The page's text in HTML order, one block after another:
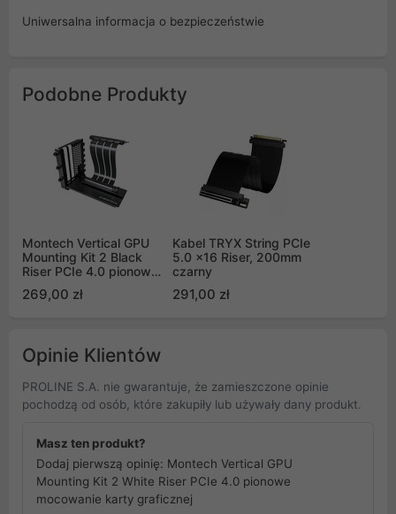
Uniwersalna informacja o bezpieczeństwie
Podobne Produkty
Montech Vertical GPU
Mounting Kit 2 Black
Riser PCIe 4.0 pionowe
graficznej
269,00 zł
Kabel TRYX String PCIe
5.0 x16 Riser, 200mm
czarny
291,00 zł
Opinie Klientów
PROLINE S.A. nie gwarantuje, że zamieszczone opinie
pochodzą od osób, które zakupiły lub używały dany produkt.
Masz ten produkt?
Dodaj pierwszą opinię: Montech Vertical GPU
Mounting Kit 2 White Riser PCIe 4.0 pionowe
mocowanie karty graficznej